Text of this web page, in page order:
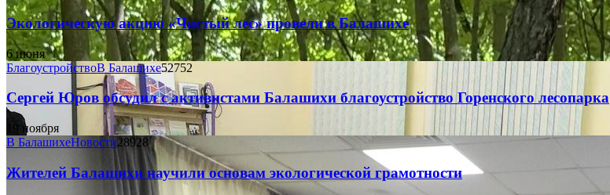
Экологическую акцию «Чистый лес» провели в Балашихе
6 июня
БлагоустройствоВ Балашихе52752
Сергей Юров обсудил с активистами Балашихи благоустройство Горенского лесопарка
19 ноября
В БалашихеНовости28928
Жителей Балашихи научили основам экологической грамотности